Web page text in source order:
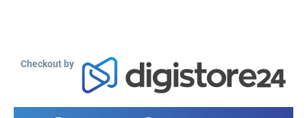
Checkout by